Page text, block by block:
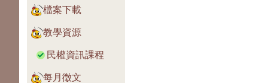
檔案下載
教學資源
民權資訊課程
每月徵文